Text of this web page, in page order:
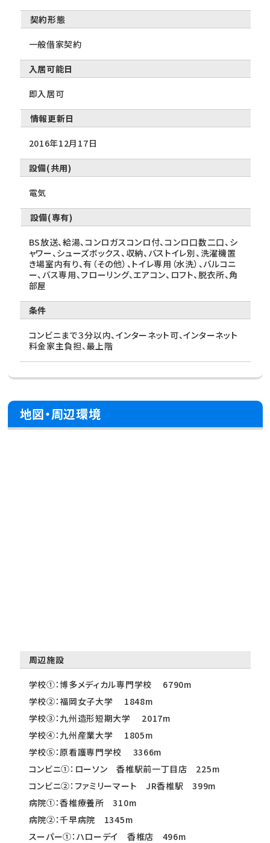
契約形態
一般借家契約
入居可能日
即入居可
情報更新日
2016年12月17日
設備(共用)
電気
設備(専有)
BS放送、給湯、コンロガスコンロ付、コンロ口数二口、シ
ャワー、シューズボックス、収納、バストイレ別、洗濯機置
き場室内有り、有（その他）、トイレ専用（水洗）、バルコニ
ー、バス専用、フローリング、エアコン、ロフト、脱衣所、角
部屋
条件
コンビニまで３分以内、インターネット可、インターネット
料金家主負担、最上階
地図・周辺環境
周辺施設
学校①：博多メディカル専門学校 6790m
学校②：福岡女子大学 1848m
学校③：九州造形短期大学 2017m
学校④：九州産業大学 1805m
学校⑤：原看護専門学校 3366m
コンビニ①：ローソン 香椎駅前一丁目店 225m
コンビニ②：ファミリーマート JR香椎駅 399m
病院①：香椎療養所 310m
病院②：千早病院 1345m
スーパー①：ハローデイ 香椎店 496m